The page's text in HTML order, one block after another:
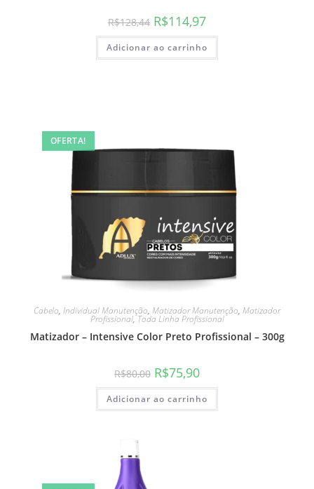
R$128,44 R$114,97
Adicionar ao carrinho
OFERTA!
Cabelo, Individual Manutenção, Matizador Manutenção, Matizador
Profissional,Toda Linha Profissional
Matizador – Intensive Color Preto Profissional – 300g
R$80,00 R$75,90
Adicionar ao carrinho